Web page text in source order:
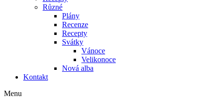
Různé
Plány
Recenze
Recepty
Svátky
Vánoce
Velikonoce
Nová alba
Kontakt
Menu